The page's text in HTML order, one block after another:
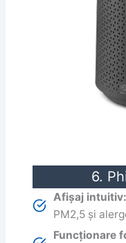
6.
Afișaj intuitiv:
PM2,5 și
Funcționare